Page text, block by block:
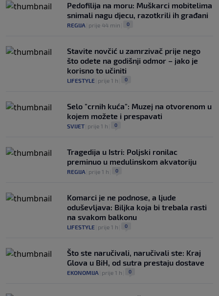
Pedofilija na moru: Muškarci mobitelima
snimali nagu djecu, razotkrili ih građani
REGIJA prije 44 min 0
Stavite novčić u zamrzivač prije nego
što odete na godišnji odmor – jako je
korisno to učiniti
LIFESTYLE prije 1 h 0
Selo "crnih kuća": Muzej na otvorenom u
kojem možete i prespavati
SVIJET prije 1 h 0
Tragedija u Istri: Poljski ronilac
preminuo u medulinskom akvatoriju
REGIJA prije 1 h 0
Komarci je ne podnose, a ljude
oduševljava: Biljka koja bi trebala rasti
na svakom balkonu
LIFESTYLE prije 1 h 0
Što ste naručivali, naručivali ste: Kraj
Glova u BiH, od sutra prestaju dostave
EKONOMIJA prije 1 h 0